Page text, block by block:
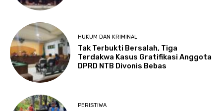
HUKUM DAN KRIMINAL
Tak Terbukti Bersalah, Tiga
Terdakwa Kasus Gratifikasi Anggota
DPRD NTB Divonis Bebas
PERISTIWA